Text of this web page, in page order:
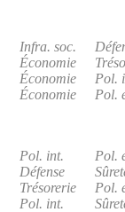
Infra. soc.
Économie
Économie
Pol.
Économie
Pol.
Pol. int.
Pol.
Défense
Trésorerie
Pol.
Pol. int.